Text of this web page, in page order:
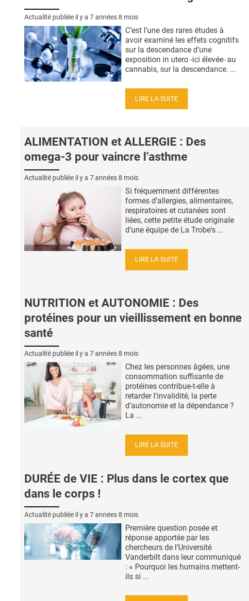
Actualité publiée il y a 7 années 8 mois
C’est l’une des rares études à
avoir examiné les effets cognitifs
sur la descendance d’une
exposition in utero -ici élevée- au
cannabis, sur la descendance. ...
LIRE LA SUITE
ALIMENTATION et ALLERGIE : Des
omega-3 pour vaincre l’asthme
Actualité publiée il y a 7 années 8 mois
Si fréquemment différentes
formes d’allergies, alimentaires,
respiratoires et cutanées sont
liées, cette petite étude originale
d’une équipe de La Trobe's ...
LIRE LA SUITE
NUTRITION et AUTONOMIE : Des
protéines pour un vieillissement en bonne
santé
Actualité publiée il y a 7 années 8 mois
Chez les personnes âgées, une
consommation suffisante de
protéines contribue-t-elle à
retarder l'invalidité, la perte
d’autonomie et la dépendance ?
La ...
LIRE LA SUITE
DURÉE de VIE : Plus dans le cortex que
dans le corps !
Actualité publiée il y a 7 années 8 mois
Première question posée et
réponse apportée par les
chercheurs de l’Université
Vanderbilt dans leur communiqué
: « Pourquoi les humains mettent-
ils si ...